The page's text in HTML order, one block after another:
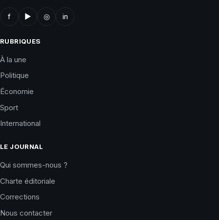
f ▶ ◎ in
RUBRIQUES
À la une
Politique
Économie
Sport
International
LE JOURNAL
Qui sommes-nous ?
Charte éditoriale
Corrections
Nous contacter